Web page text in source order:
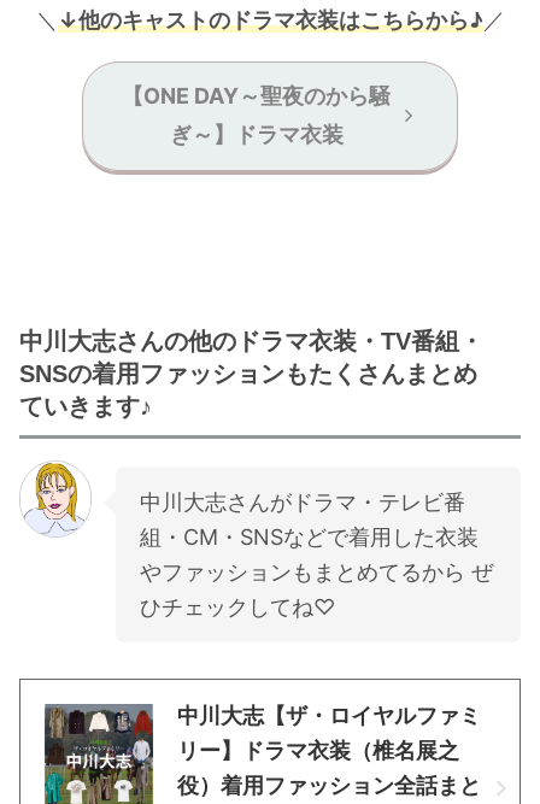
＼ ↓他のキャストのドラマ衣装はこちらから♪／
【ONE DAY～聖夜のから騒
ぎ～】ドラマ衣装
中川大志さんの他のドラマ衣装・TV番組・
SNSの着用ファッションもたくさんまとめ
ていきます♪
中川大志さんがドラマ・テレビ番
組・CM・SNSなどで着用した衣装
やファッションもまとめてるから ぜ
ひチェックしてね♡
中川大志【ザ・ロイヤルファミ
リー】ドラマ衣装（椎名展之
役）着用ファッション全話まと